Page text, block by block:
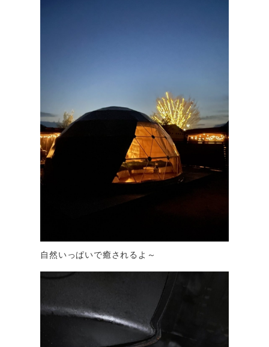
自然いっぱいで癒されるよ～